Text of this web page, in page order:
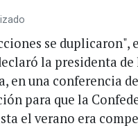
se duplicaron",
la presidenta
en una conferencia
para que la
el verano era